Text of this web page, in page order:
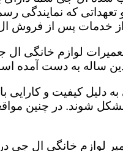
تعهداتی که نمایندگی
از خدمات پس از فروش
لوازم خانگی
ساله به دست آمده
دلیل کیفیت و کارایی
شوند. در چنین
لوازم خانگی ال جی